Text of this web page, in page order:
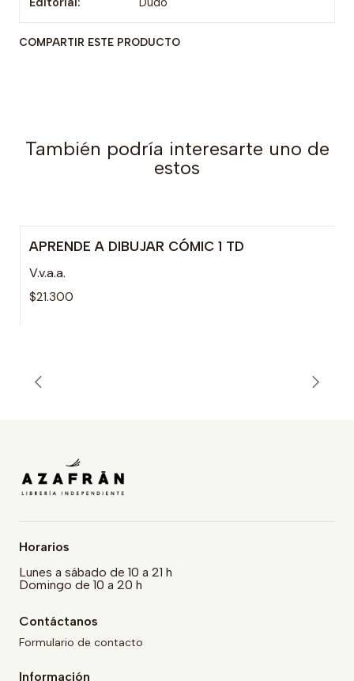
COMPARTIR ESTE PRODUCTO
También podría interesarte uno de
estos
Agotado
APRENDE A DIBUJAR CÓMIC 1 TD
V.v.a.a.
$21.300
Horarios
Lunes a sábado de 10 a 21 h
Domingo de 10 a 20 h
Contáctanos
Formulario de contacto
Información